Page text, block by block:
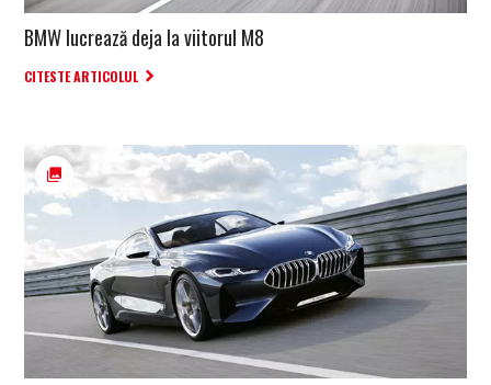
BMW lucrează deja la viitorul M8
CITESTE ARTICOLUL